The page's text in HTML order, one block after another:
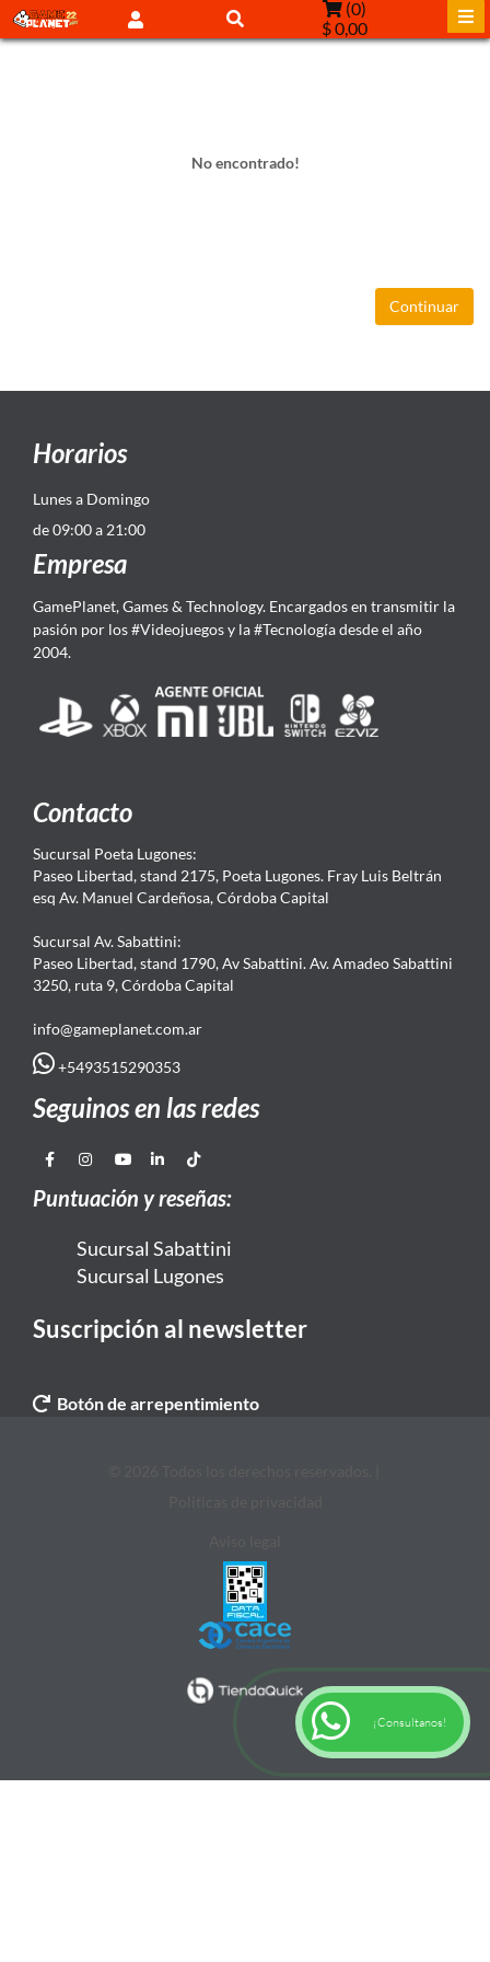
(0)
$ 0,00
No encontrado!
Continuar
Horarios
Lunes a Domingo
de 09:00 a 21:00
Empresa
GamePlanet, Games & Technology. Encargados en transmitir la
pasión por los #Videojuegos y la #Tecnología desde el año
2004.
Contacto
Sucursal Poeta Lugones:
Paseo Libertad, stand 2175, Poeta Lugones. Fray Luis Beltrán
esq Av. Manuel Cardeñosa, Córdoba Capital
Sucursal Av. Sabattini:
Paseo Libertad, stand 1790, Av Sabattini. Av. Amadeo Sabattini
3250, ruta 9, Córdoba Capital
info@gameplanet.com.ar
+5493515290353
Seguinos en las redes
Puntuación y reseñas:
Sucursal Sabattini
Sucursal Lugones
Suscripción al newsletter
Botón de arrepentimiento
¡Consultanos!